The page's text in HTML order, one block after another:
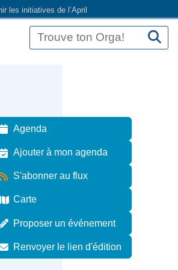
les initiatives de l’April
Agenda
Ajouter à mon agenda
S'abonner au flux
Carte
Proposer un événement
Renvoyer le lien d'édition